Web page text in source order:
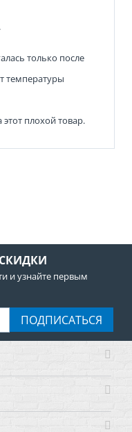
только после
температуры
плохой товар.
и узнайте первым
ПОДПИСАТЬСЯ